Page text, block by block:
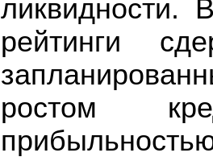
ликвидности.
рейтинги
ростом